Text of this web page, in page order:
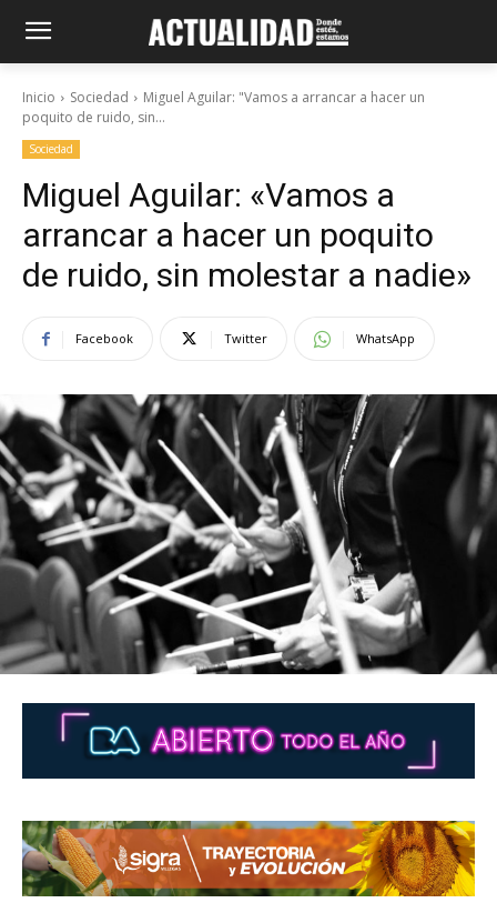
Inicio Sociedad
Miguel Aguilar: "Vamos a arrancar a hacer un
poquito de ruido, sin...
Sociedad
Miguel Aguilar: «Vamos a
arrancar a hacer un poquito
de ruido, sin molestar a nadie»
Facebook Twitter WhatsApp